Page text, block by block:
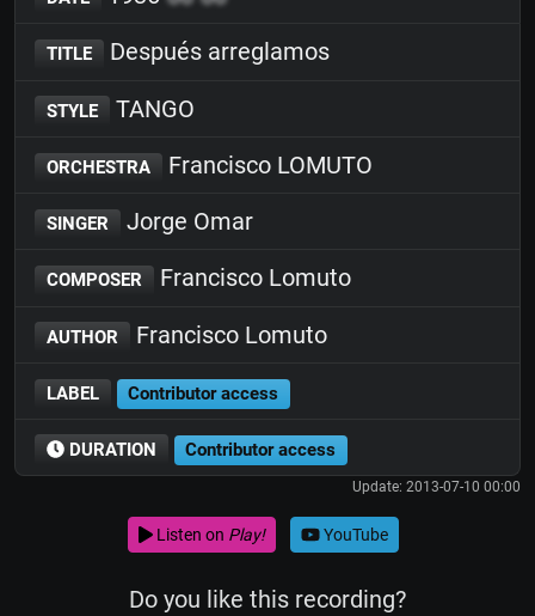
TITLE Después arreglamos
STYLE TANGO
ORCHESTRA Francisco LOMUTO
SINGER Jorge Omar
COMPOSER Francisco Lomuto
AUTHOR Francisco Lomuto
LABEL Contributor access
DURATION Contributor access
Update: 2013-07-10 00:00
Listen on Play! YouTube
Do you like this recording?